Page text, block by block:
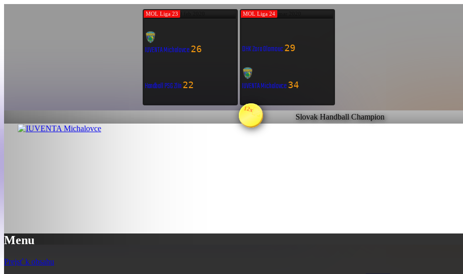
MOL Liga 24
DHK Zora Olomouc29
IUVENTA Michalovce34
7 mar 2020
MOL Liga 23
IUVENTA Michalovce26
Handball PSG Zlín22
29 feb 2020
Slovak Handball Champion
12x
Menu
Prejsť k obsahu